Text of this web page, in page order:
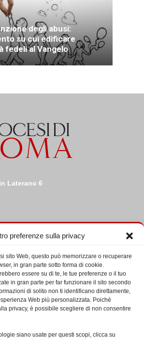
preferenze sulla privacy
sito Web, questo può memorizzare o recuperare
in gran parte sotto forma di cookie.
essere su di te, le tue preferenze o il tuo
in gran parte per far funzionare il sito secondo
di solito non ti identificano direttamente,
Web più personalizzata. Poiché
privacy, è possibile scegliere di non consentire
siano usate per questi scopi, clicca su
degli abusi:
su cui edificare
fedeli al Vangelo
Laterano 6
MMERCOLEDÌ
GGIOVEDÌ
VVENERDÌ
SSABATO
D
2929
2026
3030
2026
11
2026
22
2026
33
MaggioMaggioMaggioMaggio
1313 1414 1515 1616